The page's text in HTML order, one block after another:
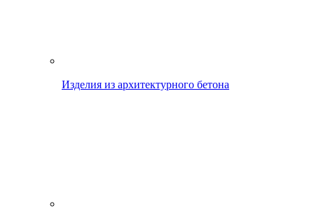
Изделия из архитектурного бетона